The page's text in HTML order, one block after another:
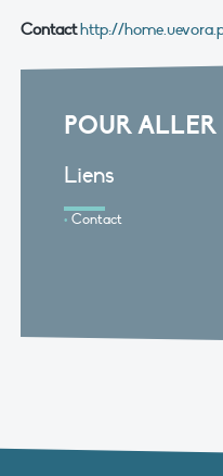
Contacthttp://
POUR
Liens
Contact